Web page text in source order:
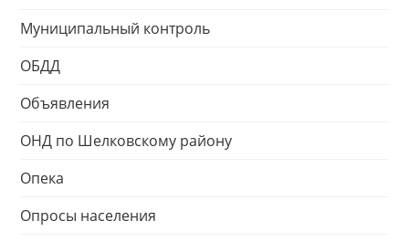
Муниципальный контроль
ОБДД
Объявления
ОНД по Шелковскому району
Опека
Опросы населения